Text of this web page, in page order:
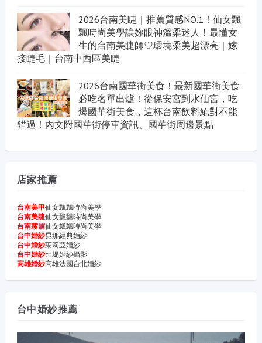
2026台南美睫｜推薦質感NO.1！仙女飄
飄時尚美學讓妳眼神溫柔迷人！最懂女
生的台南美睫師♡環境柔美超漂亮｜嫁
接睫毛｜台南中西區美睫
2026台南國華街美食！最新國華街美食
必吃名單出爐！從保安宮到水仙宮，吃
爆國華街美食，這杯台南飲料絕對不能
錯過！內文附國華街停車資訊、國華街周邊景點
店家推薦
台南美甲仙女飄飄時尚美學
台南美睫仙女飄飄時尚美學
台南霧眉仙女飄飄時尚美學
台中婚紗昆娜經典婚紗
台中婚紗茱莉亞婚紗
台中婚紗比堤婚紗攝影
高雄婚紗高雄法國台北婚紗
台中婚紗推薦